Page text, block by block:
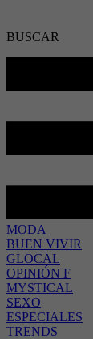
BUSCAR
MODA
BUEN VIVIR
GLOCAL
OPINIÓN F
MYSTICAL
SEXO
ESPECIALES
TRENDS